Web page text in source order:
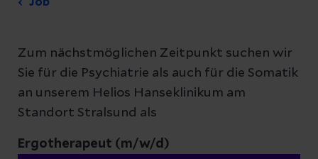
Zum nächstmöglichen Zeitpunkt suchen wir
Sie für die Psychiatrie als auch für die Somatik
an unserem Helios Hanseklinikum am
Standort Stralsund als
Ergotherapeut (m/w/d)